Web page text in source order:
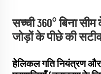
सच्ची 360° बिना
जोड़ों के पीछे की
हेलिकल गति नियंत्रण